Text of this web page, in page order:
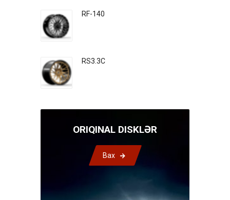
RF-140
RS3.3C
ORIQINAL DISKLƏR
Bax